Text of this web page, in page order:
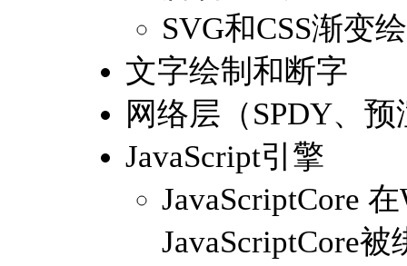
SVG和CSS渐变
文字绘制和断字
网络层（SPDY、
JavaScript引擎
JavaScriptCore
JavaScriptCore